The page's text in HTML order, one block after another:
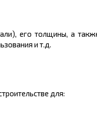
его толщины, а
и т.д.
для: